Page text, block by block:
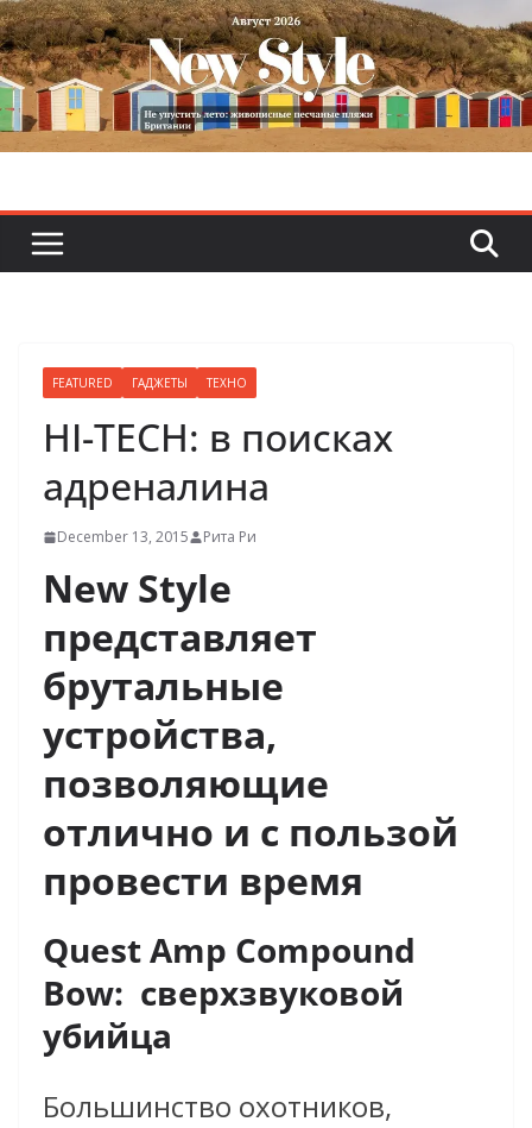
Skip
to
content
FEATURED ГАДЖЕТЫ ТЕХНО
HI-TECH: в поисках
адреналина
December 13, 2015 Рита Ри
New Style
представляет
брутальные
устройства,
позволяющие
отлично и с пользой
провести время
Quest Amp Compound
Bow: сверхзвуковой
убийца
Большинство охотников,